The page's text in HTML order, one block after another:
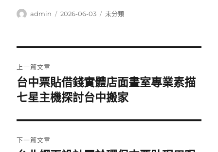
作
admin
發
2026-06-03
分
未分類
章
導
覽
上一篇文章
上
一
文
章:
台中票貼借錢實體店面畫室專業素描
七星主機探討台中搬家
下一篇文章